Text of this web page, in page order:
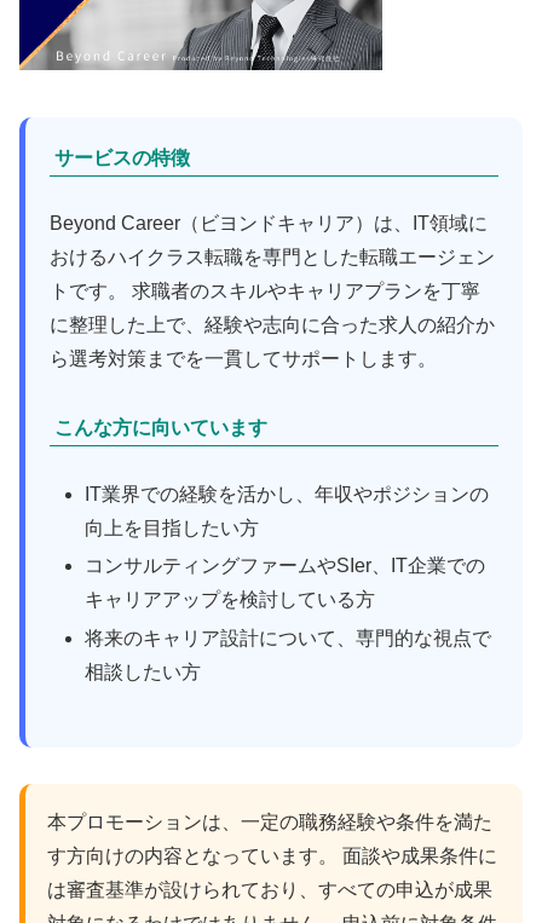
サービスの特徴
Beyond Career（ビヨンドキャリア）は、IT領域に
おけるハイクラス転職を専門とした転職エージェン
トです。 求職者のスキルやキャリアプランを丁寧
に整理した上で、経験や志向に合った求人の紹介か
ら選考対策までを一貫してサポートします。
こんな方に向いています
IT業界での経験を活かし、年収やポジションの
向上を目指したい方
コンサルティングファームやSIer、IT企業での
キャリアアップを検討している方
将来のキャリア設計について、専門的な視点で
相談したい方
本プロモーションは、一定の職務経験や条件を満た
す方向けの内容となっています。 面談や成果条件に
は審査基準が設けられており、すべての申込が成果